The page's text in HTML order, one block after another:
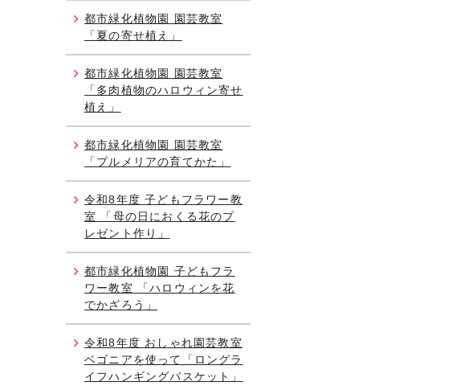
都市緑化植物園 園芸教室
「夏の寄せ植え」
都市緑化植物園 園芸教室
「多肉植物のハロウィン寄せ
植え」
都市緑化植物園 園芸教室
「プルメリアの育てかた」
令和8年度 子どもフラワー教
室 「母の日におくる花のプ
レゼント作り」
都市緑化植物園 子どもフラ
ワー教室 「ハロウィンを花
でかざろう」
令和8年度 おしゃれ園芸教室
ベゴニアを使って「ロングラ
イフハンギングバスケット」